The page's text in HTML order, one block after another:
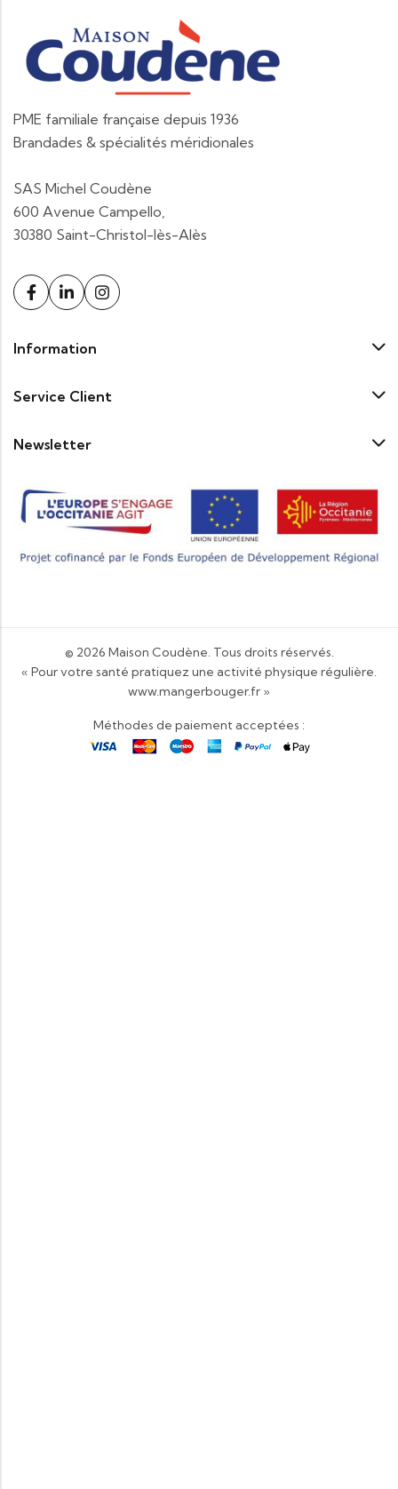
PME familiale française depuis 1936
Brandades & spécialités méridionales
SAS Michel Coudène
600 Avenue Campello,
30380 Saint-Christol-lès-Alès
Information
Service Client
Newsletter
© 2026 Maison Coudène. Tous droits réservés.
« Pour votre santé pratiquez une activité physique régulière.
www.mangerbouger.fr »
Méthodes de paiement acceptées :